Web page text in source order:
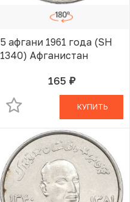
5 афгани 1961 года (SH
1340) Афганистан
165 руб.В КОРЗИНЕ
КУПИТЬ